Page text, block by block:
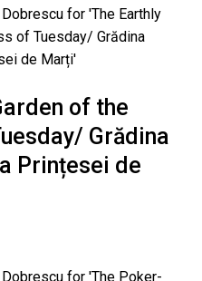
of the
Grădina
Prințesei de